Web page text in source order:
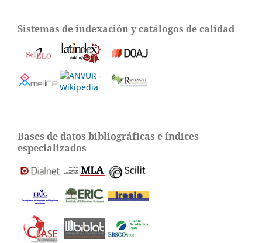
Sistemas de indexación y catálogos de calidad
Bases de datos bibliográficas e índices
especializados